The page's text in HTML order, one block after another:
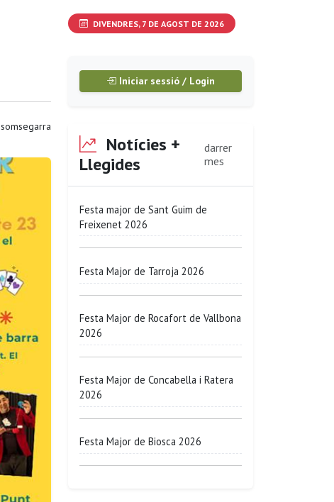
somsegarra
DIVENDRES, 7 DE AGOST DE 2026
Iniciar sessió / Login
Notícies +
Llegides
darrer
mes
Festa major de Sant Guim de
Freixenet 2026
Festa Major de Tarroja 2026
Festa Major de Rocafort de Vallbona
2026
Festa Major de Concabella i Ratera
2026
Festa Major de Biosca 2026